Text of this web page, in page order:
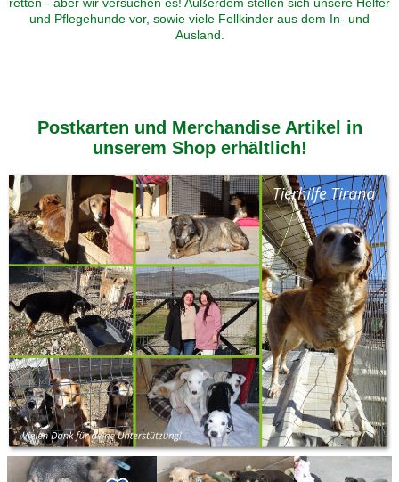
und Pflegehunde vor, sowie viele Fellkinder aus dem In- und
Ausland.
Postkarten und Merchandise Artikel in
unserem Shop erhältlich!